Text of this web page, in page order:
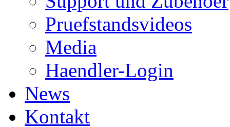
Pruefstandsvideos
Media
Haendler-Login
News
Kontakt